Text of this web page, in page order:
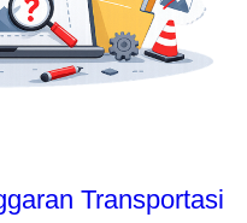
Transportasi